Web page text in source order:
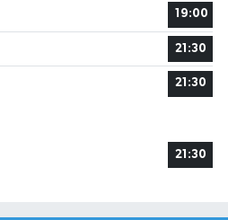
19:00
21:30
21:30
21:30